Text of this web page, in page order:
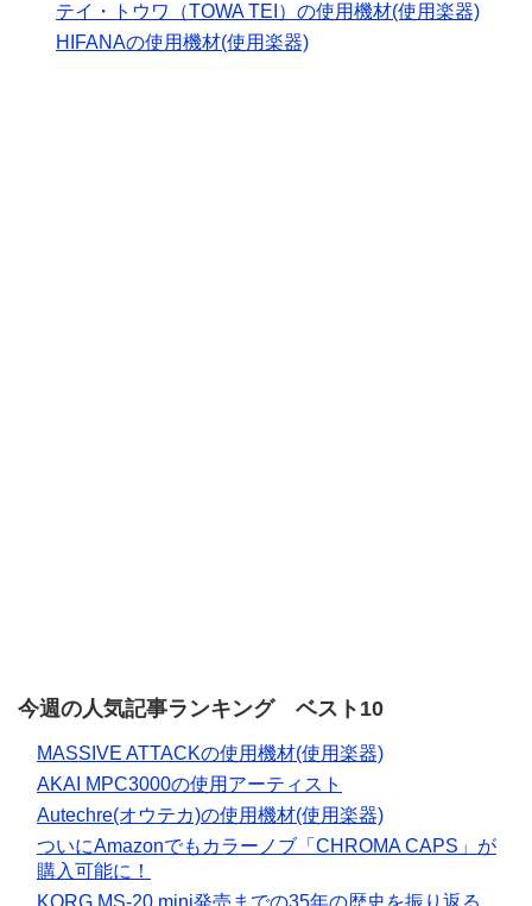
テイ・トウワ（TOWA TEI）の使用機材(使用楽器)
HIFANAの使用機材(使用楽器)
今週の人気記事ランキング ベスト10
MASSIVE ATTACKの使用機材(使用楽器)
AKAI MPC3000の使用アーティスト
Autechre(オウテカ)の使用機材(使用楽器)
ついにAmazonでもカラーノブ「CHROMA CAPS」が
購入可能に！